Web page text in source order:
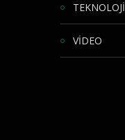
TEKNOLOJİ
VİDEO